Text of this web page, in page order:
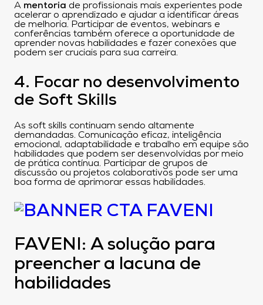
A mentoria de profissionais mais experientes pode
acelerar o aprendizado e ajudar a identificar áreas
de melhoria. Participar de eventos, webinars e
conferências também oferece a oportunidade de
aprender novas habilidades e fazer conexões que
podem ser cruciais para sua carreira.
4. Focar no desenvolvimento
de Soft Skills
As soft skills continuam sendo altamente
demandadas. Comunicação eficaz, inteligência
emocional, adaptabilidade e trabalho em equipe são
habilidades que podem ser desenvolvidas por meio
de prática contínua. Participar de grupos de
discussão ou projetos colaborativos pode ser uma
boa forma de aprimorar essas habilidades.
FAVENI: A solução para
preencher a lacuna de
habilidades